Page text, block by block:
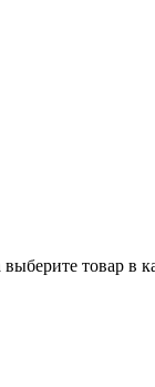
товар в